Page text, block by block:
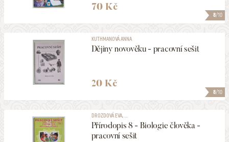
8/10
70 Kč
8/10
KUTHMANOVÁ ANNA
Dějiny novověku - pracovní sešit
20 Kč
DROZDOVÁ EVA, ...
Přírodopis 8 - Biologie člověka -
pracovní sešit